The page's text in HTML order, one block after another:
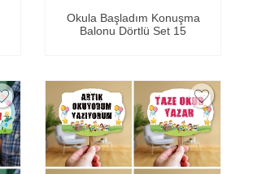
Okula Başladım Konuşma
Balonu Dörtlü Set 15